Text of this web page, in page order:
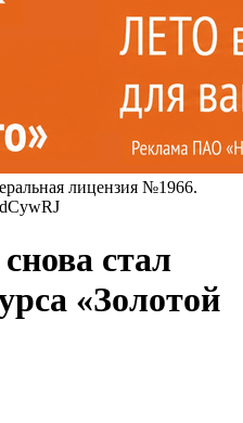
лицензия №1966.
стал
«Золотой